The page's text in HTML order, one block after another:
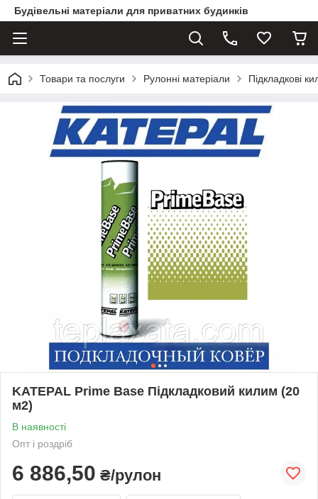
Будівельні матеріали для приватних будинків
Товари та послуги Рулонні матеріали Підкладкові
KATEPAL Prime Base Підкладковий килим (20
м2)
В наявності
Опт і роздріб
6 886,50 ₴/рулон